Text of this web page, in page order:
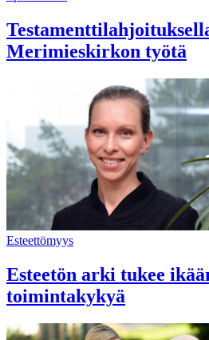
Merimieskirkon työtä
Esteettömyys
Esteetön arki tukee
toimintakykyä